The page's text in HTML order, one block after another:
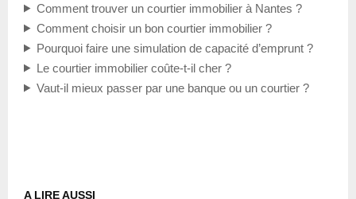
Comment trouver un courtier immobilier à Nantes ?
Comment choisir un bon courtier immobilier ?
Pourquoi faire une simulation de capacité d’emprunt ?
Le courtier immobilier coûte-t-il cher ?
Vaut-il mieux passer par une banque ou un courtier ?
A LIRE AUSSI